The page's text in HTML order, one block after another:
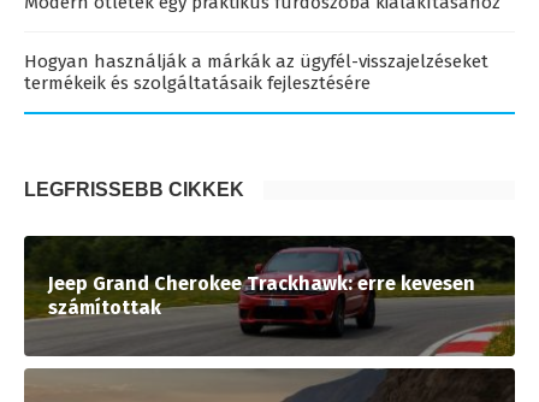
Hogyan használják a márkák az ügyfél-visszajelzéseket
termékeik és szolgáltatásaik fejlesztésére
LEGFRISSEBB CIKKEK
Jeep Grand Cherokee Trackhawk: erre kevesen
számítottak